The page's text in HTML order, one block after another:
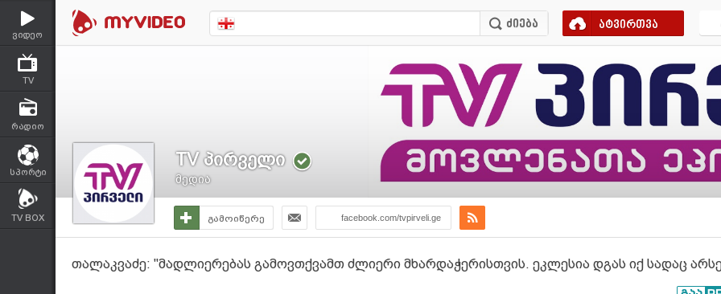
ვიდეო
TV
რადიო
სპორტი
TV BOX
ატვირთვა
TV პირველი
მედია
გამოიწერე facebook.com/tvpirveli.ge
თალაკვაძე: "მადლიერებას გამოვთქვამთ ძლიერი მხარდაჭერისთვის. ეკლესია დგას იქ სადაც